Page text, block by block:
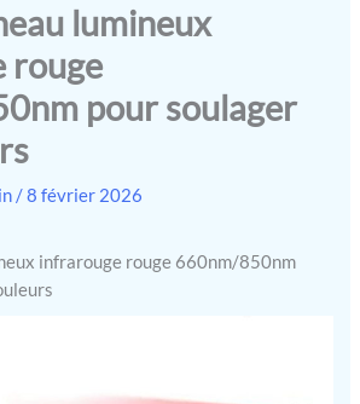
lumineux
rouge
pour soulager
/8 février 2026
infrarouge rouge 660nm/850nm